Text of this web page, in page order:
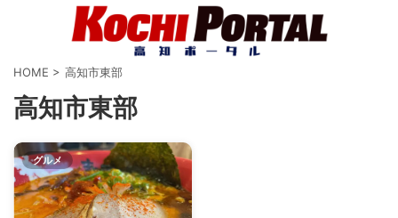
HOME > 高知市東部
高知市東部
グルメ